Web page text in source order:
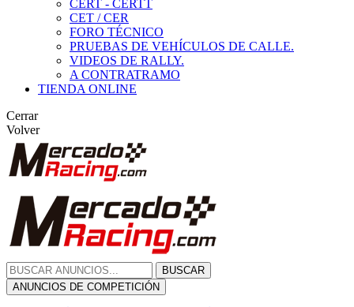
CERT - CERTT
CET / CER
FORO TÉCNICO
PRUEBAS DE VEHÍCULOS DE CALLE.
VIDEOS DE RALLY.
A CONTRATRAMO
TIENDA ONLINE
Cerrar
Volver
BUSCAR
ANUNCIOS DE COMPETICIÓN